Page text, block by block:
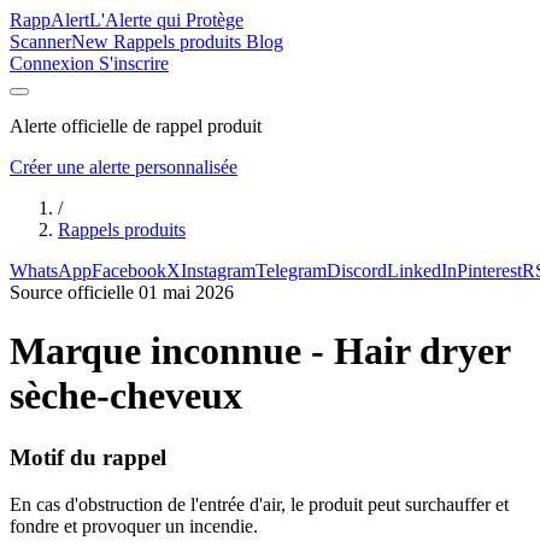
RappAlertL'Alerte qui Protège
ScannerNew Rappels produits Blog
Connexion S'inscrire
Alerte officielle de rappel produit
Créer une alerte personnalisée
/
Rappels produits
WhatsAppFacebookXInstagramTelegramDiscordLinkedInPinterest
Source officielle 01 mai 2026
Marque inconnue - Hair dryer
sèche-cheveux
Motif du rappel
En cas d'obstruction de l'entrée d'air, le produit peut surchauffer et
fondre et provoquer un incendie.